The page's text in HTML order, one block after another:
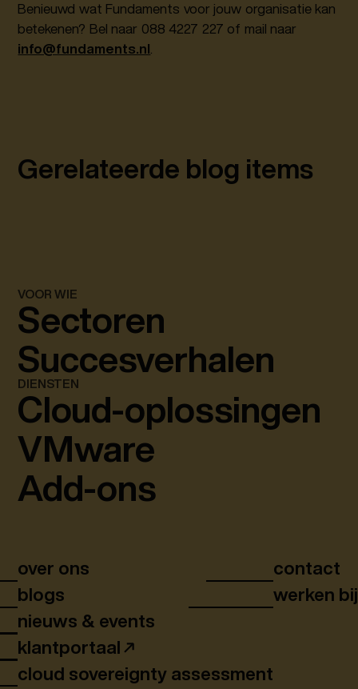
Benieuwd wat Fundaments voor jouw organisatie kan
betekenen? Bel naar 088 4227 227 of mail naar
info@fundaments.nl
Gerelateerde blog items
VOOR WIE
Sectoren
Succesverhalen
DIENSTEN
Cloud-oplossingen
VMware
Add-ons
over ons
blogs
nieuws & events
klantportaal
cloud sovereignty assessment
contact
werken bij